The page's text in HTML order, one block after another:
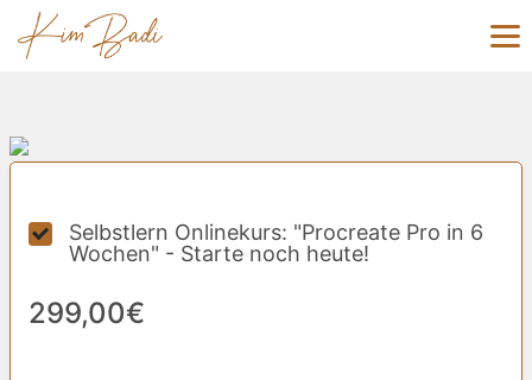
Selbstlern Onlinekurs: "Procreate Pro in 6
Wochen" - Starte noch heute!
299,00€